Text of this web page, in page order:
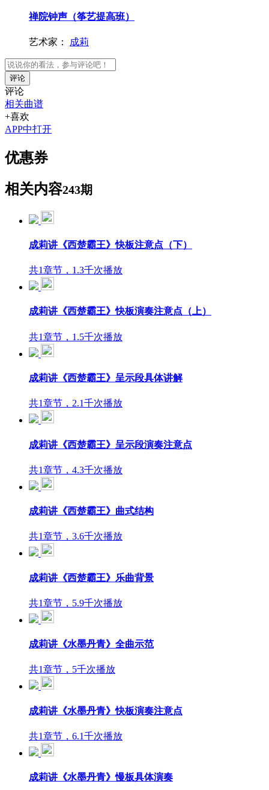
禅院钟声（筝艺提高班）
艺术家： 成莉
评论
评论
相关曲谱
+喜欢
APP中打开
优惠券
相关内容243期
成莉讲《西楚霸王》快板注意点（下）
共1章节，1.3千次播放
成莉讲《西楚霸王》快板演奏注意点（上）
共1章节，1.5千次播放
成莉讲《西楚霸王》呈示段具体讲解
共1章节，2.1千次播放
成莉讲《西楚霸王》呈示段演奏注意点
共1章节，4.3千次播放
成莉讲《西楚霸王》曲式结构
共1章节，3.6千次播放
成莉讲《西楚霸王》乐曲背景
共1章节，5.9千次播放
成莉讲《水墨丹青》全曲示范
共1章节，5千次播放
成莉讲《水墨丹青》快板演奏注意点
共1章节，6.1千次播放
成莉讲《水墨丹青》慢板具体演奏